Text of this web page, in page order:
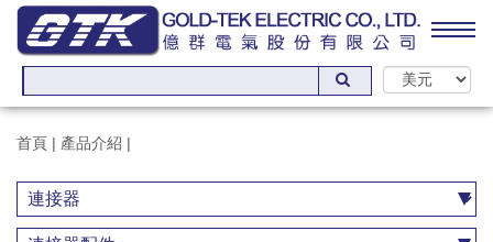
首頁 | 產品介紹 |